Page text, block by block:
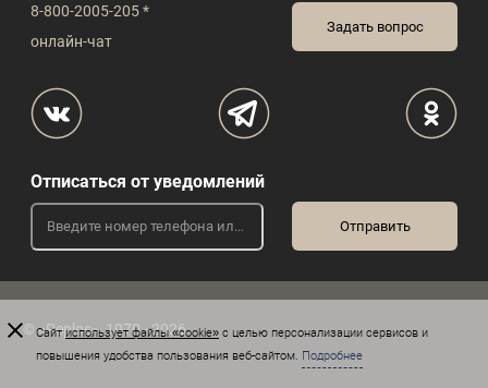
8-800-2005-205 *
онлайн-чат
Задать вопрос
Отписаться от уведомлений
© «Peplos», 1970 - 2026
Сайтиспользует файлы «cookie» с целью персонализации сервисов и
повышения удобства пользования веб-сайтом. Подробнее